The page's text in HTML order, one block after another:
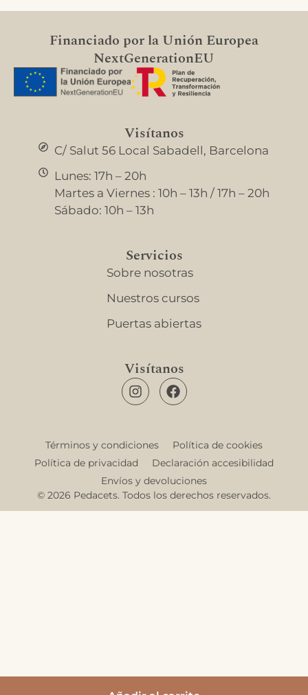
Financiado por la Unión Europea
NextGenerationEU
Visítanos
C/ Salut 56 Local Sabadell, Barcelona
Lunes: 17h – 20h
Martes a Viernes : 10h – 13h / 17h – 20h
Sábado: 10h – 13h
Servicios
Sobre nosotras
Nuestros cursos
Puertas abiertas
Visítanos
© 2026 Pedacets. Todos los derechos reservados.
Términos y condiciones
Política de cookies
Política de privacidad
Declaración accesibilidad
Envíos y devoluciones